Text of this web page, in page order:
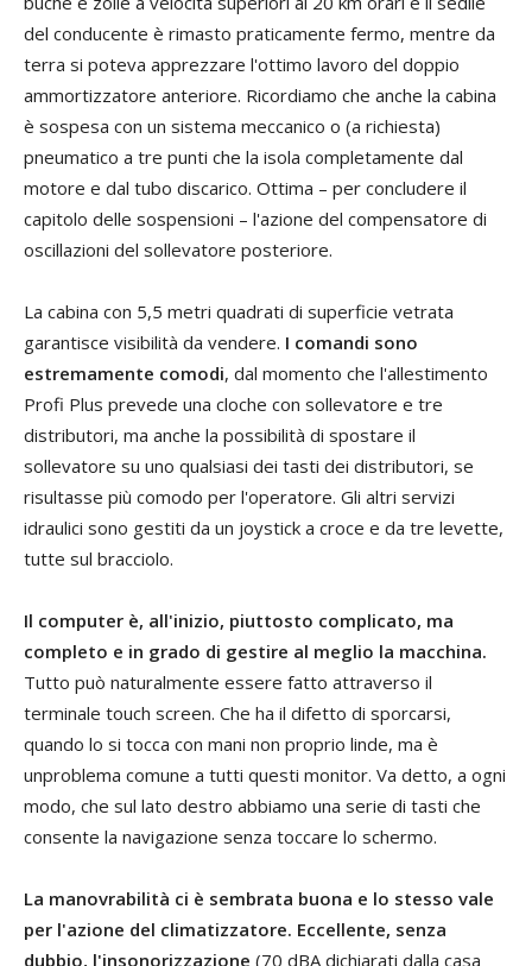
del conducente è rimasto praticamente fermo, mentre da
terra si poteva apprezzare l'ottimo lavoro del doppio
ammortizzatore anteriore. Ricordiamo che anche la cabina
è sospesa con un sistema meccanico o (a richiesta)
pneumatico a tre punti che la isola completamente dal
motore e dal tubo discarico. Ottima – per concludere il
capitolo delle sospensioni – l'azione del compensatore di
oscillazioni del sollevatore posteriore.
La cabina con 5,5 metri quadrati di superficie vetrata
garantisce visibilità da vendere. I comandi sono
estremamente comodi, dal momento che l'allestimento
Profi Plus prevede una cloche con sollevatore e tre
distributori, ma anche la possibilità di spostare il
sollevatore su uno qualsiasi dei tasti dei distributori, se
risultasse più comodo per l'operatore. Gli altri servizi
idraulici sono gestiti da un joystick a croce e da tre levette,
tutte sul bracciolo.
Il computer è, all'inizio, piuttosto complicato, ma
completo e in grado di gestire al meglio la macchina.
Tutto può naturalmente essere fatto attraverso il
terminale touch screen. Che ha il difetto di sporcarsi,
quando lo si tocca con mani non proprio linde, ma è
unproblema comune a tutti questi monitor. Va detto, a ogni
modo, che sul lato destro abbiamo una serie di tasti che
consente la navigazione senza toccare lo schermo.
La manovrabilità ci è sembrata buona e lo stesso vale
per l'azione del climatizzatore. Eccellente, senza
dubbio, l'insonorizzazione (70 dBA dichiarati dalla casa